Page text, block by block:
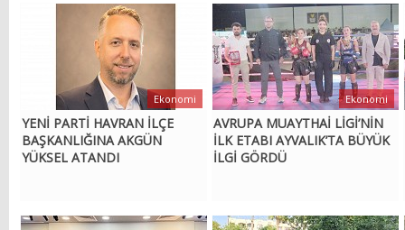
YENİ PARTİ HAVRAN İLÇE
BAŞKANLIĞINA AKGÜN
YÜKSEL ATANDI
Ekonomi
AVRUPA MUAYTHAİ LİGİ’NİN
İLK ETABI AYVALIK’TA BÜYÜK
İLGİ GÖRDÜ
Ekonomi